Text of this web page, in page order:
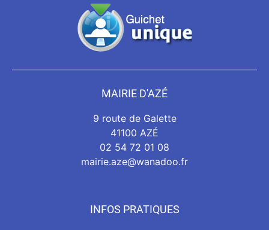
MAIRIE D'AZÉ
9 route de Galette
41100 AZÉ
02 54 72 01 08
mairie.aze@wanadoo.fr
INFOS PRATIQUES